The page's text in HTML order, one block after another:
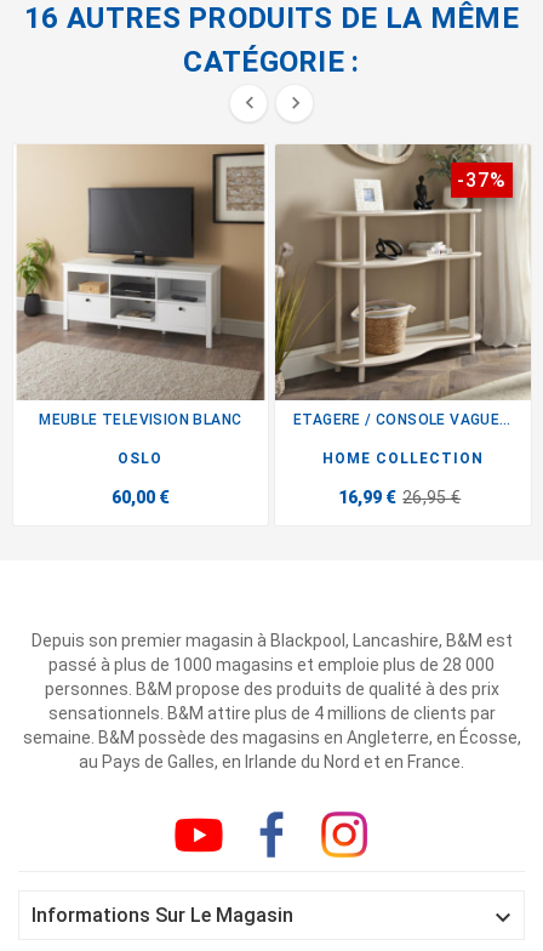
16 AUTRES PRODUITS DE LA MÊME
CATÉGORIE :
 
MEUBLE TELEVISION BLANC
OSLO
60,00 €
-37%
ETAGERE / CONSOLE VAGUE CREME
HOME COLLECTION
16,99 € 26,95 €
Depuis son premier magasin à Blackpool, Lancashire, B&M est
passé à plus de 1000 magasins et emploie plus de 28 000
personnes. B&M propose des produits de qualité à des prix
sensationnels. B&M attire plus de 4 millions de clients par
semaine. B&M possède des magasins en Angleterre, en Écosse,
au Pays de Galles, en Irlande du Nord et en France.
Informations Sur Le Magasin 